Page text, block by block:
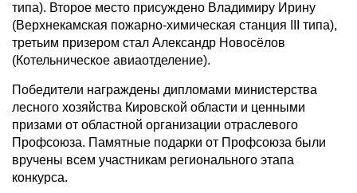
типа). Второе место присуждено Владимиру Ирину
(Верхнекамская пожарно-химическая станция III типа),
третьим призером стал Александр Новосёлов
(Котельническое авиаотделение).
Победители награждены дипломами министерства
лесного хозяйства Кировской области и ценными
призами от областной организации отраслевого
Профсоюза. Памятные подарки от Профсоюза были
вручены всем участникам регионального этапа
конкурса.